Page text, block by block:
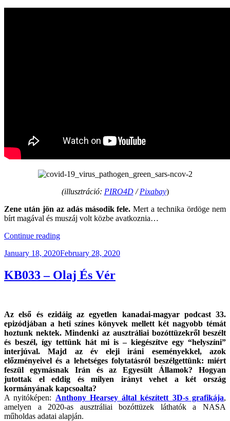
(illusztráció: PIRO4D/Pixabay)
Zene után jön az adás második fele. Mert a technika ördöge nem
bírt magával és muszáj volt közbe avatkoznia…
Continue reading“KBXTR03
COVID-
A
Világjárvány”
Posted
January 18, 2020February 28, 2020
KB033 – Olaj És Vér
Az első és ezidáig az egyetlen kanadai-magyar podcast 33.
epizódjában a heti színes könyvek mellett két nagyobb témát
hoztunk nektek. Mindenki az ausztráliai bozóttüzekről beszélt
és beszél, így tettünk hát mi is – kiegészítve egy “helyszíni”
interjúval. Majd az év eleji iráni eseményekkel, azok
előzményeivel és a lehetséges folytatásról beszélgettünk: miért
feszül egymásnak Irán és az Egyesült Államok? Hogyan
jutottak el eddig és milyen irányt vehet a két ország
kormányának kapcsoalta?
A nyitóképen: Anthony Hearsey által készített 3D-s grafikája,
amelyen a 2020-as ausztráliai bozóttüzek láthatók a NASA
műholdas adatai alapján.